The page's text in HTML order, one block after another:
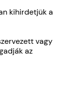
kihirdetjük a
vagy
az